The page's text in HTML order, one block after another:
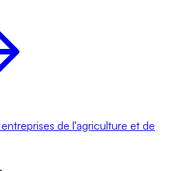
de l'agriculture et de